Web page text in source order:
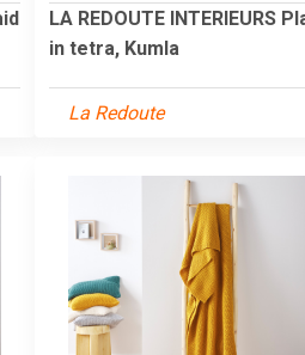
LA REDOUTE INTERIEURS
in tetra, Kumla
La Redoute